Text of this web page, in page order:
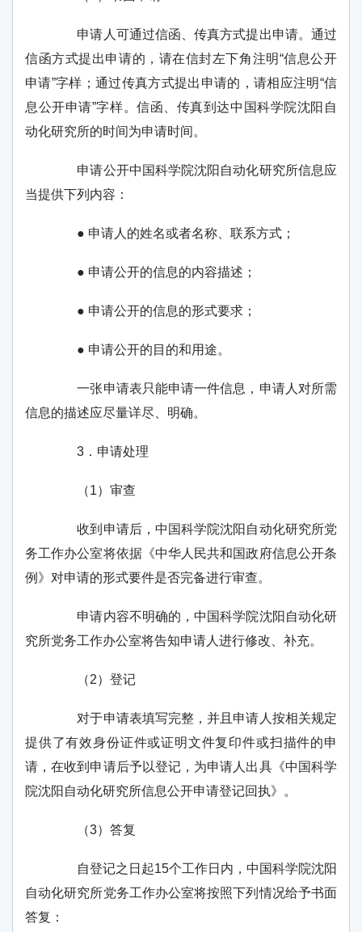
申请人可通过信函、传真方式提出申请。通过
信函方式提出申请的，请在信封左下角注明“信息公开
申请”字样；通过传真方式提出申请的，请相应注明“信
息公开申请”字样。信函、传真到达中国科学院沈阳自
动化研究所的时间为申请时间。
申请公开中国科学院沈阳自动化研究所信息应
当提供下列内容：
● 申请人的姓名或者名称、联系方式；
● 申请公开的信息的内容描述；
● 申请公开的信息的形式要求；
● 申请公开的目的和用途。
一张申请表只能申请一件信息，申请人对所需
信息的描述应尽量详尽、明确。
3 ．申请处理
（1）审查
收到申请后，中国科学院沈阳自动化研究所党
务工作办公室将依据《中华人民共和国政府信息公开条
例》对申请的形式要件是否完备进行审查。
申请内容不明确的，中国科学院沈阳自动化研
究所党务工作办公室将告知申请人进行修改、补充。
（2）登记
对于申请表填写完整，并且申请人按相关规定
提供了有效身份证件或证明文件复印件或扫描件的申
请，在收到申请后予以登记，为申请人出具《中国科学
院沈阳自动化研究所信息公开申请登记回执》。
（3）答复
自登记之日起15个工作日内，中国科学院沈阳
自动化研究所党务工作办公室将按照下列情况给予书面
答复：